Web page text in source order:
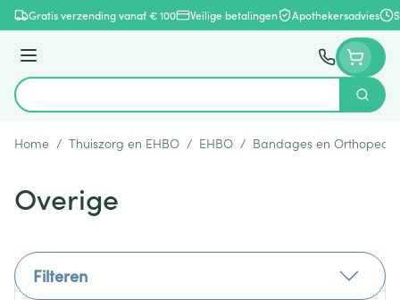
Ga naar de inhoud
Gratis verzending vanaf € 100 Veilige betalingen Apothekersadvies
Menu
Product, merk, categorie...
Zoek
Home / Thuiszorg en EHBO / EHBO / Bandages en
Overige
Filteren